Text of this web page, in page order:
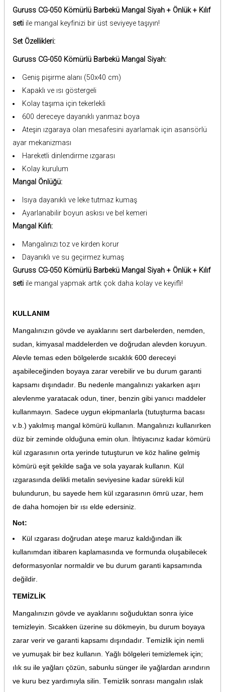
Guruss CG-050 Kömürlü Barbekü Mangal Siyah + Önlük + Kılıf
seti ile mangal keyfinizi bir üst seviyeye taşıyın!
Set Özellikleri:
Guruss CG-050 Kömürlü Barbekü Mangal Siyah:
Geniş pişirme alanı (50x40 cm)
Kapaklı ve ısı göstergeli
Kolay taşıma için tekerlekli
600 dereceye dayanıklı yanmaz boya
Ateşin ızgaraya olan mesafesini ayarlamak için asansörlü
ayar mekanizması
Hareketli dinlendirme ızgarası
Kolay kurulum
Mangal Önlüğü:
Isıya dayanıklı ve leke tutmaz kumaş
Ayarlanabilir boyun askısı ve bel kemeri
Mangal Kılıfı:
Mangalınızı toz ve kirden korur
Dayanıklı ve su geçirmez kumaş
Guruss CG-050 Kömürlü Barbekü Mangal Siyah + Önlük + Kılıf
seti ile mangal yapmak artık çok daha kolay ve keyifli!
KULLANIM
Mangalınızın gövde ve ayaklarını sert darbelerden, nemden,
sudan, kimyasal maddelerden ve doğrudan alevden koruyun.
Alevle temas eden bölgelerde sıcaklık 600 dereceyi
aşabileceğinden boyaya zarar verebilir ve bu durum garanti
kapsamı dışındadır. Bu nedenle mangalınızı yakarken aşırı
alevlenme yaratacak odun, tiner, benzin gibi yanıcı maddeler
kullanmayın. Sadece uygun ekipmanlarla (tutuşturma bacası
v.b.) yakılmış mangal kömürü kullanın. Mangalınızı kullanırken
düz bir zeminde olduğuna emin olun. İhtiyacınız kadar kömürü
kül ızgarasının orta yerinde tutuşturun ve köz haline gelmiş
kömürü eşit şekilde sağa ve sola yayarak kullanın. Kül
ızgarasında delikli metalin seviyesine kadar sürekli kül
bulundurun, bu sayede hem kül ızgarasının ömrü uzar, hem
de daha homojen bir ısı elde edersiniz.
Not:
Kül ızgarası doğrudan ateşe maruz kaldığından ilk
kullanımdan itibaren kaplamasında ve formunda oluşabilecek
deformasyonlar normaldir ve bu durum garanti kapsamında
değildir.
TEMİZLİK
Mangalınızın gövde ve ayaklarını soğuduktan sonra iyice
temizleyin. Sıcakken üzerine su dökmeyin, bu durum boyaya
zarar verir ve garanti kapsamı dışındadır. Temizlik için nemli
ve yumuşak bir bez kullanın. Yağlı bölgeleri temizlemek için;
ılık su ile yağları çözün, sabunlu sünger ile yağlardan arındırın
ve kuru bez yardımıyla silin. Temizlik sonrası mangalın ıslak